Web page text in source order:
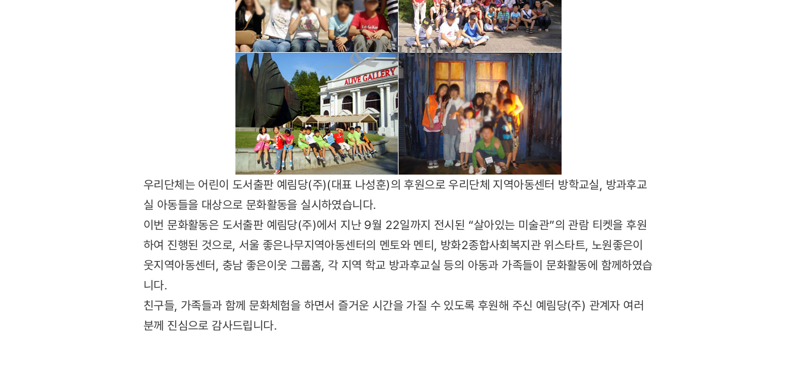
우리단체는 어린이 도서출판 예림당(주)(대표 나성훈)의 후원으로 우리단체 지역아동센터 방학교실, 방과후교
실 아동들을 대상으로 문화활동을 실시하였습니다.
이번 문화활동은 도서출판 예림당(주)에서 지난 9월 22일까지 전시된 “살아있는 미술관”의 관람 티켓을 후원
하여 진행된 것으로, 서울 좋은나무지역아동센터의 멘토와 멘티, 방화2종합사회복지관 위스타트, 노원좋은이
웃지역아동센터, 충남 좋은이웃 그룹홈, 각 지역 학교 방과후교실 등의 아동과 가족들이 문화활동에 함께하였습
니다.
친구들, 가족들과 함께 문화체험을 하면서 즐거운 시간을 가질 수 있도록 후원해 주신 예림당(주) 관계자 여러
분께 진심으로 감사드립니다.